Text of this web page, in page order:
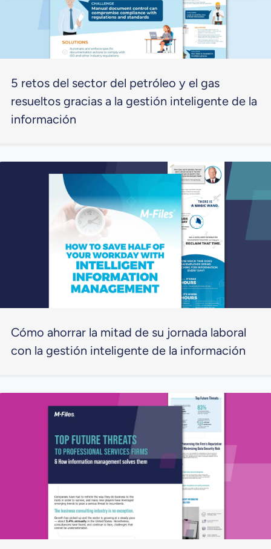
5 retos del sector del petróleo y el gas
resueltos gracias a la gestión inteligente de la
información
Cómo ahorrar la mitad de su jornada laboral
con la gestión inteligente de la información